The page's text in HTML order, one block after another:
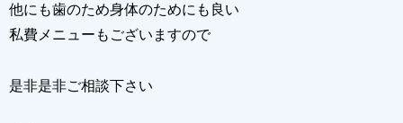
他にも歯のため身体のためにも良い
私費メニューもございますので
是非是非ご相談下さい